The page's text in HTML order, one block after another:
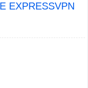
EXPRESSVPN